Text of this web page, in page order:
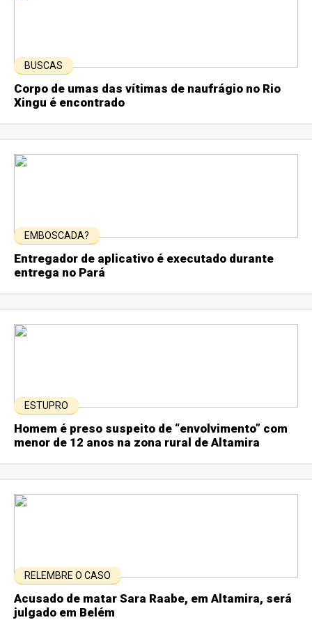
BUSCAS
Corpo de umas das vítimas de naufrágio no Rio
Xingu é encontrado
EMBOSCADA?
Entregador de aplicativo é executado durante
entrega no Pará
ESTUPRO
Homem é preso suspeito de “envolvimento” com
menor de 12 anos na zona rural de Altamira
RELEMBRE O CASO
Acusado de matar Sara Raabe, em Altamira, será
julgado em Belém